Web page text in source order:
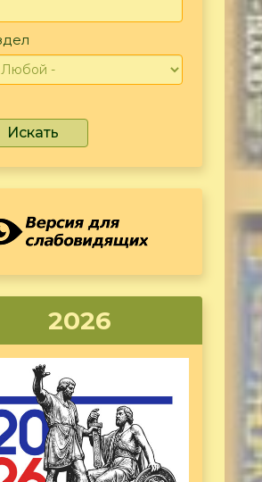
Искать
2026